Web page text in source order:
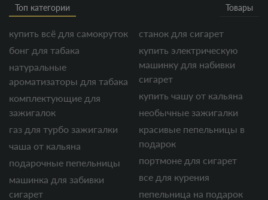
Топ категории Товары
купить всё для самокруток
бонг для табака
натуральные
ароматизаторы для табака
комплектующие для
зажигалок
газ для турбо зажигалки
чаша от кальяна
подарочные пепельницы
машинка для забивки
сигарет
станок для сигарет
купить электрическую
машинку для набивки
сигарет
купить чашу от кальяна
необычные зажигалки
красивые пепельницы в
подарок
портмоне для сигарет
все для курения
пепельница на подарок